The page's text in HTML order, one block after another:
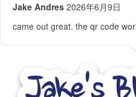
Jake Andres 2026年6月9日
came out great. the qr code